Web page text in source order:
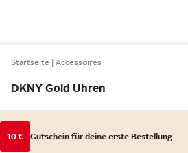
Startseite Accessoires
DKNY Gold Uhren
10 € Gutschein für deine erste Bestellung